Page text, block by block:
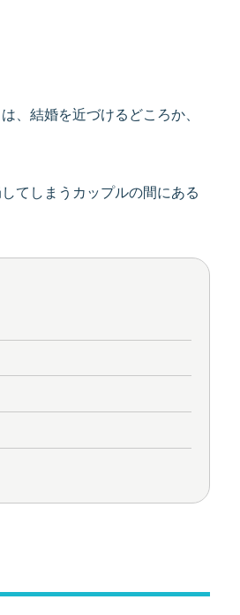
、結婚を近づけるどころか、
てしまうカップルの間にある